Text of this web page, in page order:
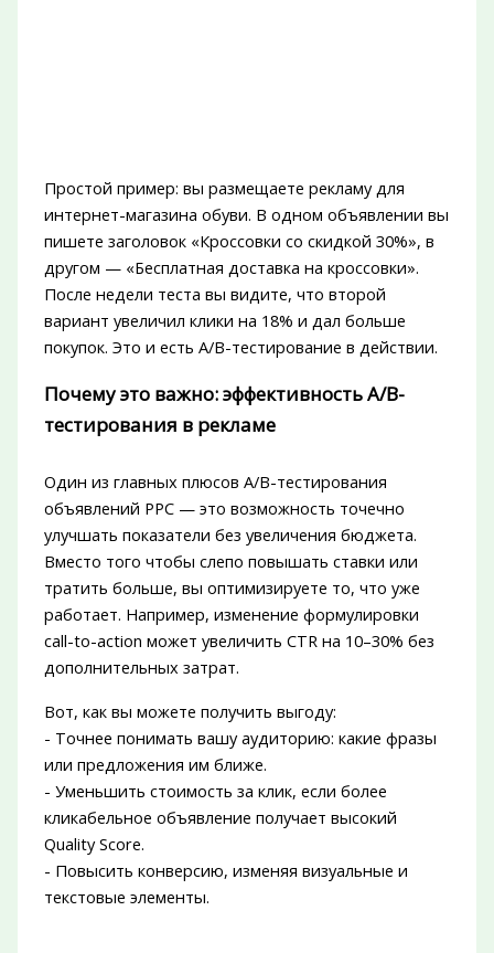
Простой пример: вы размещаете рекламу для
интернет-магазина обуви. В одном объявлении вы
пишете заголовок «Кроссовки со скидкой 30%», в
другом — «Бесплатная доставка на кроссовки».
После недели теста вы видите, что второй
вариант увеличил клики на 18% и дал больше
покупок. Это и есть A/B-тестирование в действии.
Почему это важно: эффективность A/B-
тестирования в рекламе
Один из главных плюсов A/B-тестирования
объявлений PPC — это возможность точечно
улучшать показатели без увеличения бюджета.
Вместо того чтобы слепо повышать ставки или
тратить больше, вы оптимизируете то, что уже
работает. Например, изменение формулировки
call-to-action может увеличить CTR на 10–30% без
дополнительных затрат.
Вот, как вы можете получить выгоду:
- Точнее понимать вашу аудиторию: какие фразы
или предложения им ближе.
- Уменьшить стоимость за клик, если более
кликабельное объявление получает высокий
Quality Score.
- Повысить конверсию, изменяя визуальные и
текстовые элементы.